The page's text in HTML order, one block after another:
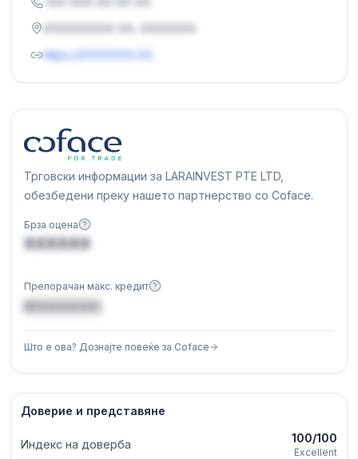
https://XXXXXXX.XX
Трговски информации за LARAINVEST PTE LTD,
обезбедени преку нашето партнерство со Coface.
Брза оцена
XXXXXX
Препорачан макс. кредит
€XXXXXX
Што е ова? Дознајте повеќе за Coface
Доверие и представяне
Индекс на доверба 100/100
Excellent